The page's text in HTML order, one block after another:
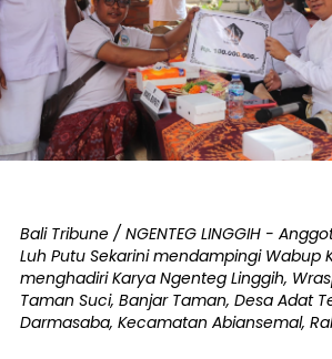
Bali Tribune / NGENTEG LINGGIH -
Luh Putu Sekarini mendampingi Wabup
menghadiri Karya Ngenteg Linggih,
Taman Suci, Banjar Taman, Desa Adat
Darmasaba, Kecamatan Abiansemal,